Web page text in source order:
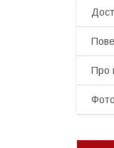
Про